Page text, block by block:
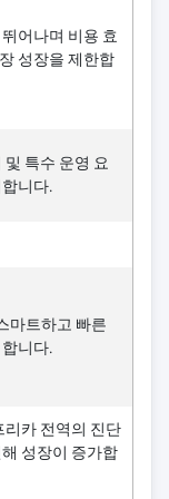
어나며 비용 효
성장을 제한합
및 특수 운영 요
니다.
마트하고 빠른
니다.
리카 전역의 진단
성장이 증가합